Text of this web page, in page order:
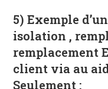
5) Exemple
isolation ,
remplacement
client via au
Seulement :